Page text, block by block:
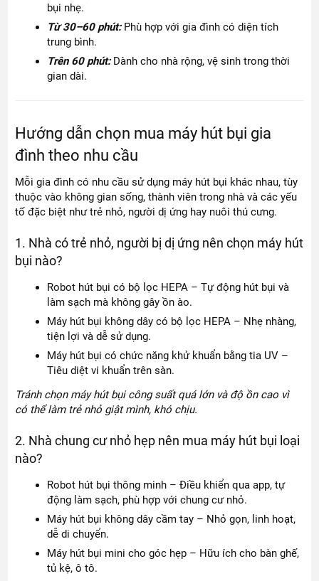
bụi nhẹ.
Từ 30–60 phút:Phù hợp với gia đình có diện tích
trung bình.
Trên 60 phút:Dành cho nhà rộng, vệ sinh trong thời
gian dài.
Hướng dẫn chọn mua máy hút bụi gia
đình theo nhu cầu
Mỗi gia đình có nhu cầu sử dụng máy hút bụi khác nhau, tùy
thuộc vào không gian sống, thành viên trong nhà và các yếu
tố đặc biệt như trẻ nhỏ, người dị ứng hay nuôi thú cưng.
1. Nhà có trẻ nhỏ, người bị dị ứng nên chọn máy hút
bụi nào?
Robot hút bụi có bộ lọc HEPA – Tự động hút bụi và
làm sạch mà không gây ồn ào.
Máy hút bụi không dây có bộ lọc HEPA – Nhẹ nhàng,
tiện lợi và dễ sử dụng.
Máy hút bụi có chức năng khử khuẩn bằng tia UV –
Tiêu diệt vi khuẩn trên sàn.
Tránh chọn máy hút bụi công suất quá lớn và độ ồn cao vì
có thể làm trẻ nhỏ giật mình, khó chịu.
2. Nhà chung cư nhỏ hẹp nên mua máy hút bụi loại
nào?
Robot hút bụi thông minh – Điều khiển qua app, tự
động làm sạch, phù hợp với chung cư nhỏ.
Máy hút bụi không dây cầm tay – Nhỏ gọn, linh hoạt,
dễ di chuyển.
Máy hút bụi mini cho góc hẹp – Hữu ích cho bàn ghế,
tủ kệ, ô tô.